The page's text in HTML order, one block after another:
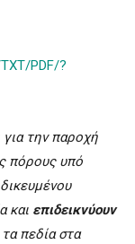
PDF/?
για την παροχή
πόρους υπό
και επιδεικνύουν
πεδία στα